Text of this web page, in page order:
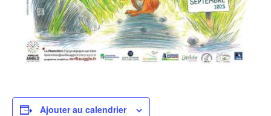
Ajouter au calendrier